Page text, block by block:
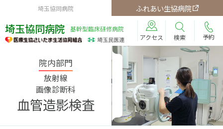
埼玉協同病院 ふれあい生協病院
埼玉協同病院
基幹型臨床研修病院
アクセス
検索 予約
院内部門
放射線
画像診断科
血管造影検査